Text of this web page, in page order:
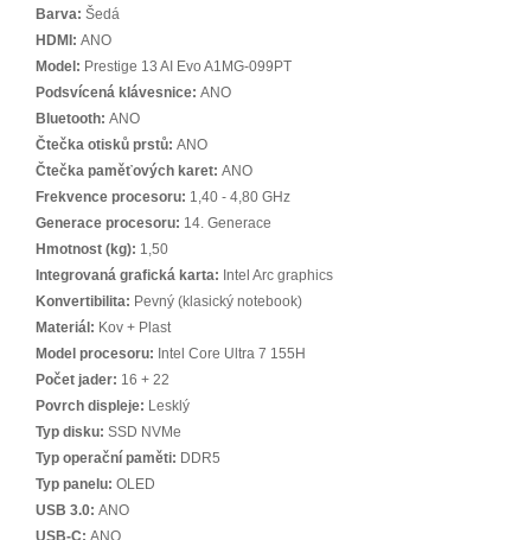
Barva: Šedá
HDMI: ANO
Model: Prestige 13 AI Evo A1MG-099PT
Podsvícená klávesnice: ANO
Bluetooth: ANO
Čtečka otisků prstů: ANO
Čtečka paměťových karet: ANO
Frekvence procesoru: 1,40 - 4,80 GHz
Generace procesoru: 14. Generace
Hmotnost (kg): 1,50
Integrovaná grafická karta: Intel Arc graphics
Konvertibilita: Pevný (klasický notebook)
Materiál: Kov + Plast
Model procesoru: Intel Core Ultra 7 155H
Počet jader: 16 + 22
Povrch displeje: Lesklý
Typ disku: SSD NVMe
Typ operační paměti: DDR5
Typ panelu: OLED
USB 3.0: ANO
USB-C: ANO